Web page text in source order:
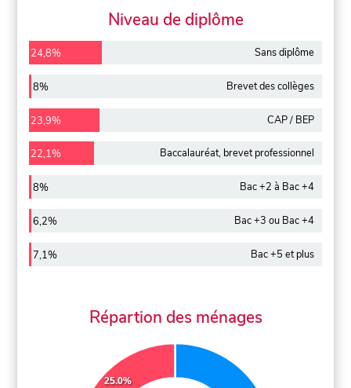
Niveau de diplôme
24,8% Sans diplôme
8% Brevet des collèges
23,9% CAP / BEP
22,1% Baccalauréat, brevet professionnel
8% Bac +2 à Bac +4
6,2% Bac +3 ou Bac +4
7,1% Bac +5 et plus
Répartion des ménages
25.0%